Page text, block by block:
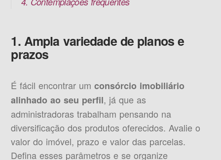
1. Ampla variedade de planos e
prazos
É fácil encontrar umconsórcio imobiliário
alinhado ao seu perfil, já que as
administradoras trabalham pensando na
diversificação dos produtos oferecidos. Avalie o
valor do imóvel, prazo e valor das parcelas.
Defina esses parâmetros e se organize